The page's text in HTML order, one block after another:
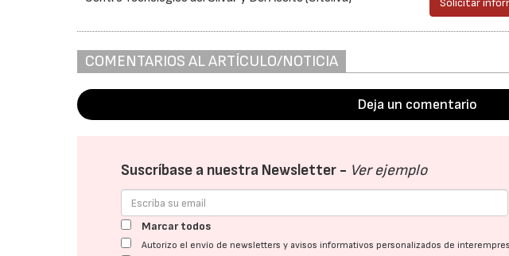
Solicitar
COMENTARIOS AL ARTÍCULO/NOTICIA
Deja un comentario
Suscríbase a nuestra Newsletter - Ver ejemplo
Marcar todos
Autorizo el envío de newsletters y avisos informativos personalizados de